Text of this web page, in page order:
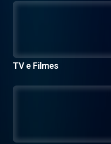
TV e Filmes